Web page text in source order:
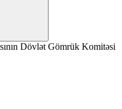
Dövlət Gömrük Komitəsi